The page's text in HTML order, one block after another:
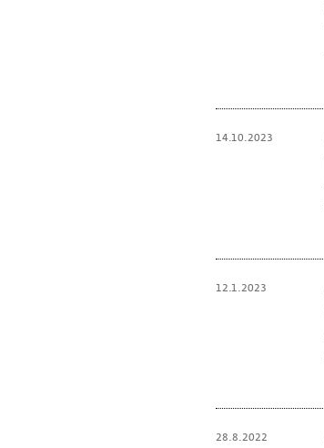
14.10.2023
12.1.2023
28.8.2022